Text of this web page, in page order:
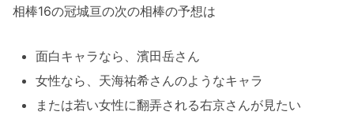
相棒16の冠城亘の次の相棒の予想は
面白キャラなら、濱田岳さん
女性なら、天海祐希さんのようなキャラ
または若い女性に翻弄される右京さんが見たい